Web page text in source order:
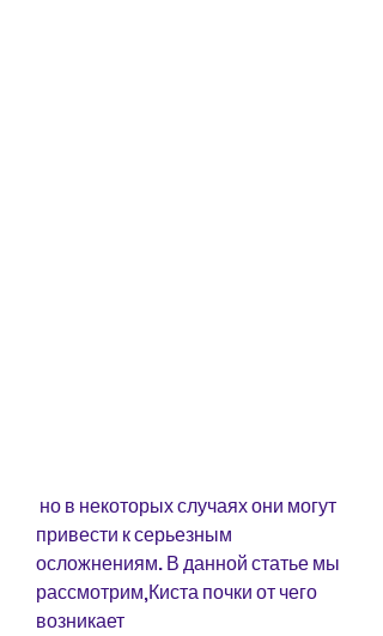
привести к серьезным
осложнениям. В данной статье мы
рассмотрим,Киста почки от чего
возникает